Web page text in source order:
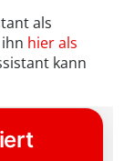
als
hier als
kann